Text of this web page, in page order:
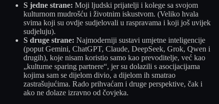
S jedne strane: Moji ljudski prijatelji i kolege sa svojom
kulturnom mudrošću i životnim iskustvom. (Veliko hvala
svima koji su ovdje sudjelovali u raspravama i koji još uvijek
sudjeluju).
S druge strane: Najmoderniji sustavi umjetne inteligencije
(poput Gemini, ChatGPT, Claude, DeepSeek, Grok, Qwen i
drugih), koje nisam koristio samo kao prevoditelje, već kao
„kulturne sparing partnere“, jer su dolazili s asocijacijama
kojima sam se dijelom divio, a dijelom ih smatrao
zastrašujućima. Rado prihvaćam i druge perspektive, čak i
ako ne dolaze izravno od čovjeka.